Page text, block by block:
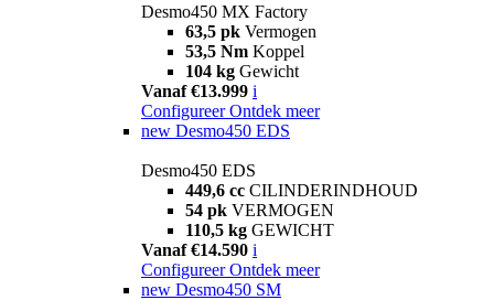
Desmo450 MX Factory
63,5 pk Vermogen
53,5 Nm Koppel
104 kg Gewicht
Vanaf €13.999 i
Configureer Ontdek meer
new Desmo450 EDS
Desmo450 EDS
449,6 cc CILINDERINDHOUD
54 pk VERMOGEN
110,5 kg GEWICHT
Vanaf €14.590 i
Configureer Ontdek meer
new Desmo450 SM